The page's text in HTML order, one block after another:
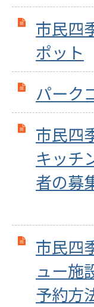
市民四
ポット
パーク
市民四
キッチ
者の募
市民四
ュー施
予約方